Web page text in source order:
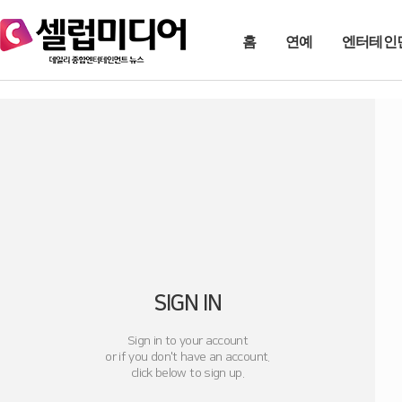
홈 연예 엔터테인
SIGN IN
Sign in to your account
or if you don't have an account.
click below to sign up.